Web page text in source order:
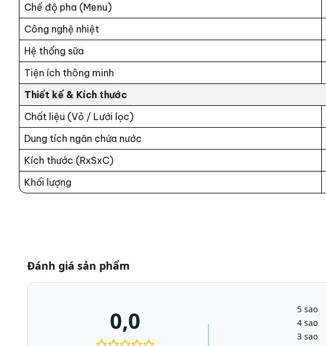
Chế độ pha (Menu)
Công nghệ nhiệt
Hệ thống sữa
Tiện ích thông minh
Thiết kế & Kích thước
Chất liệu (Vỏ / Lưới lọc)
Dung tích ngăn chứa nước
Kích thước (RxSxC)
Khối lượng
Đánh giá sản phẩm
0,0 5 sao
4 sao
3 sao